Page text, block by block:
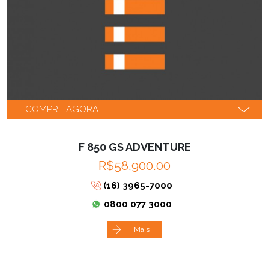
COMPRE AGORA
F 850 GS ADVENTURE
R$58,900.00
(16) 3965-7000
0800 077 3000
Mais